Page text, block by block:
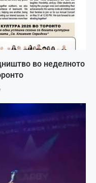
во неделното